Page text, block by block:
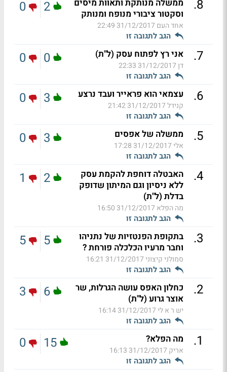
8
.
ממשלה מנותקת ותאוות מיסים
וסקטור ציבורי מנופח ומנותק
אחד העם 31/12/2017 22:49
הגב לתגובה זו
2
0
7
. אני רץ לפתוח עסק (ל"ת)
דן31/12/2017 22:33
הגב לתגובה זו
0
0
6
. עצמאי הוא פראייר ועבד נרצע
קנידל31/12/2017 21:42
הגב לתגובה זו
3
0
5
. ממשלה של אפסים
אלי31/12/2017 17:28
הגב לתגובה זו
3
0
4
.
האבטלה דוחפת להקמת עסק
ללא ניסיון וגם המיתון שדופק
בדלת (ל"ת)
מה הפלא 31/12/2017 16:50
הגב לתגובה זו
2
1
3
.
בתקופת הפנטזיות של נתניהו
וחבר מרעיו הכלכלה פורחת ?
סמולני קיצוני31/12/2017 16:21
הגב לתגובה זו
5
5
2
.
כחלון האפס עושה הגרלות, שר
אוצר גרוע (ל"ת)
יש ר א לי31/12/2017 16:14
הגב לתגובה זו
6
3
1
. מה הפלא?
אריק 31/12/2017 16:13
הגב לתגובה זו
15
0